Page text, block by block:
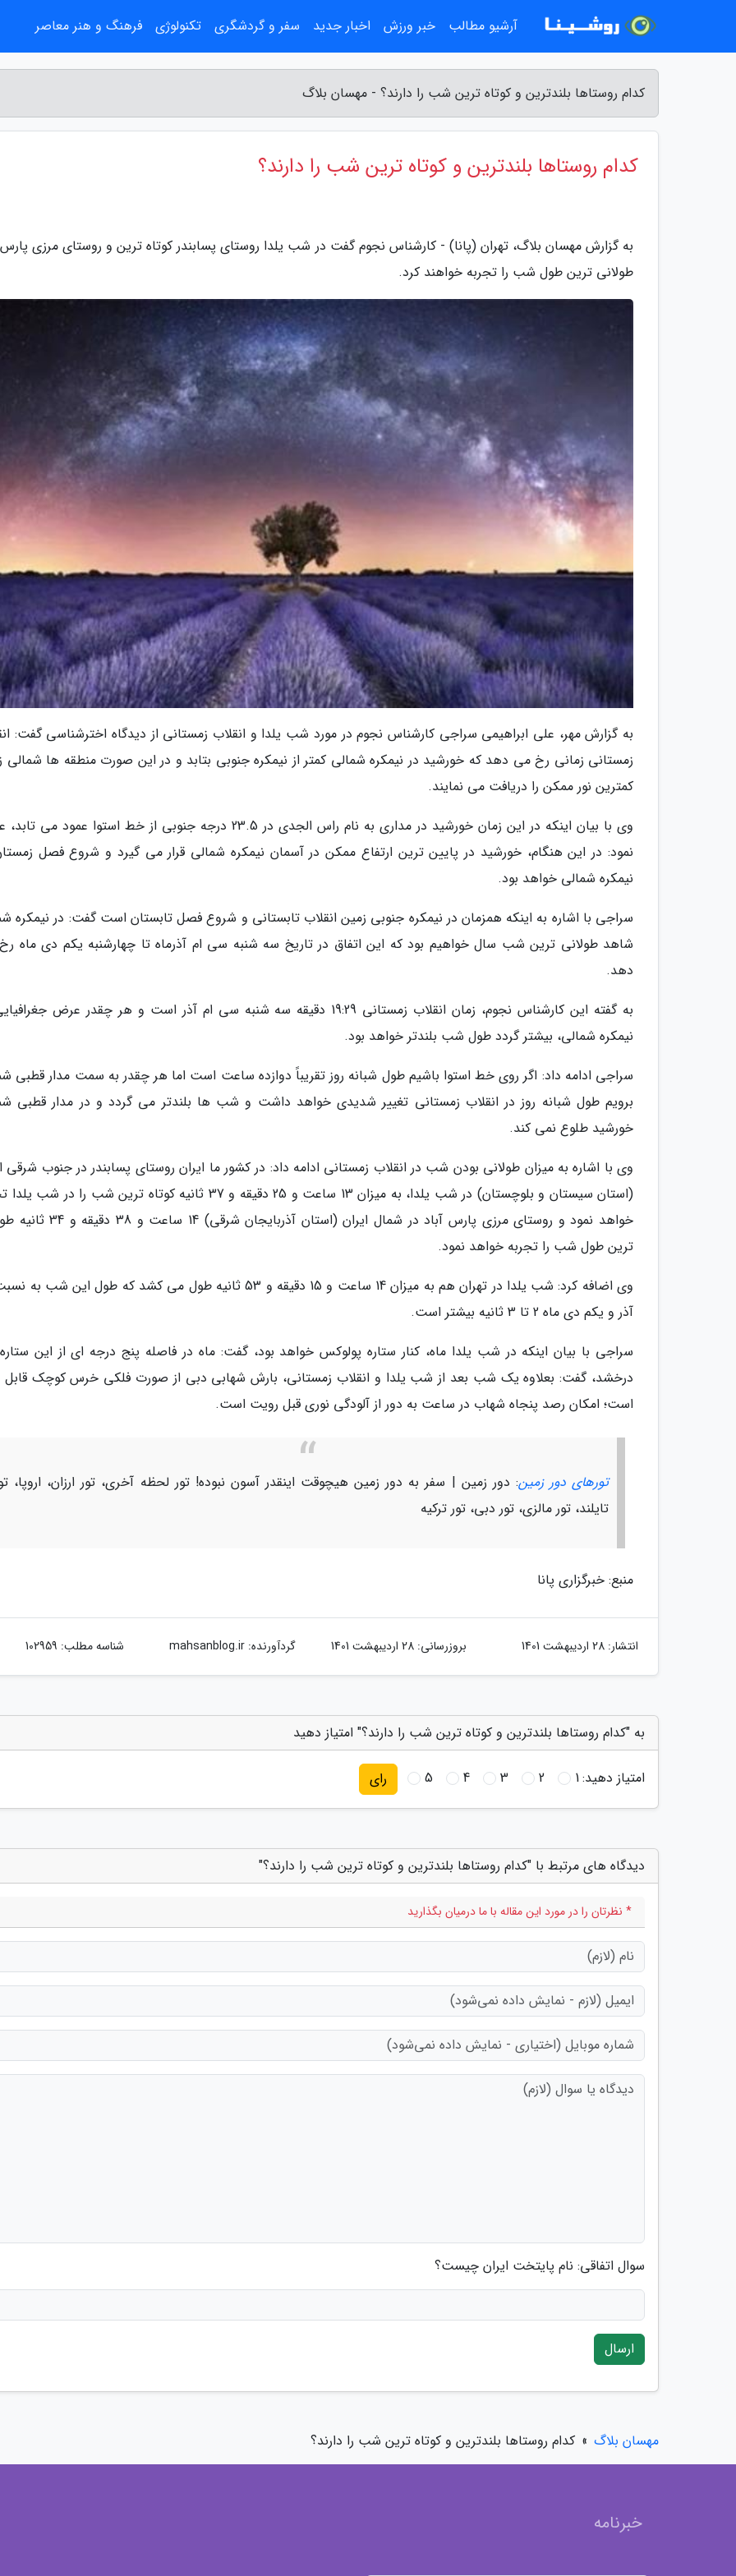
کدام روستاها بلندترین و کوتاه ترین شب را دارند؟ - مهسان بلاگ
کدام روستاها بلندترین و کوتاه ترین شب را دارند؟
به گزارش مهسان بلاگ، تهران (پانا) - کارشناس نجوم گفت در شب یلدا روستای پسابندر کوتاه ترین و روستای مرزی پارس
طولانی ترین طول شب را تجربه خواهند کرد.
به گزارش مهر، علی ابراهیمی سراجی کارشناس نجوم در مورد شب یلدا و انقلاب زمستانی از دیدگاه اخترشناسی گفت:
زمستانی زمانی رخ می دهد که خورشید در نیمکره شمالی کمتر از نیمکره جنوبی بتابد و در این صورت منطقه ها شمالی
کمترین نور ممکن را دریافت می نمایند.
وی با بیان اینکه در این زمان خورشید در مداری به نام راس الجدی در 23.5 درجه جنوبی از خط استوا عمود می
نمود: در این هنگام، خورشید در پایین ترین ارتفاع ممکن در آسمان نیمکره شمالی قرار می گیرد و شروع فصل
نیمکره شمالی خواهد بود.
سراجی با اشاره به اینکه همزمان در نیمکره جنوبی زمین انقلاب تابستانی و شروع فصل تابستان است گفت: در نیمکره
شاهد طولانی ترین شب سال خواهیم بود که این اتفاق در تاریخ سه شنبه سی ام آذرماه تا چهارشنبه یکم دی ماه
دهد.
به گفته این کارشناس نجوم، زمان انقلاب زمستانی 19:29 دقیقه سه شنبه سی ام آذر است و هر چقدر عرض
نیمکره شمالی، بیشتر گردد طول شب بلندتر خواهد بود.
سراجی ادامه داد: اگر روی خط استوا باشیم طول شبانه روز تقریباً دوازده ساعت است اما هر چقدر به سمت مدار قطبی
برویم طول شبانه روز در انقلاب زمستانی تغییر شدیدی خواهد داشت و شب ها بلندتر می گردد و در مدار قطبی
خورشید طلوع نمی کند.
وی با اشاره به میزان طولانی بودن شب در انقلاب زمستانی ادامه داد: در کشور ما ایران روستای پسابندر در جنوب شرقی
(استان سیستان و بلوچستان) در شب یلدا، به میزان 13 ساعت و 25 دقیقه و 37 ثانیه کوتاه ترین شب را در
خواهد نمود و روستای مرزی پارس آباد در شمال ایران (استان آذربایجان
ترین طول شب را تجربه خواهد نمود.
آذر و یکم دی ماه 2 تا 3 ثانیه بیشتر است.
سراجی با بیان اینکه در شب یلدا ماه، کنار ستاره پولوکس خواهد بود، گفت: ماه در فاصله پنج درجه ای از این
درخشد، گفت: بعلاوه یک شب بعد از شب یلدا و انقلاب زمستانی، بارش شهابی دبی از صورت فلکی خرس کوچک
است؛ امکان رصد پنجاه شهاب در ساعت به دور از آلودگی نوری قبل رویت است.
تورهای دور زمین: دور زمین | سفر به دور زمین هیچوقت اینقدر آسون نبوده! تور لحظه آخری، تور ارزان، اروپا،
تایلند، تور مالزی، تور دبی، تور ترکیه
منبع: خبرگزاری پانا
انتشار: 28 اردیبهشت 1401 بروزرسانی: 28 اردیبهشت 1401 گردآورنده:mahsanblog.ir شناسه مطلب: 102959
به "کدام روستاها بلندترین و کوتاه ترین شب را دارند؟" امتیاز دهید
امتیاز دهید:1
2
3
4
5 رای
دیدگاه های مرتبط با "کدام روستاها بلندترین و کوتاه ترین شب را دارند؟"
* نظرتان را در مورد این مقاله با ما درمیان بگذارید
سوال اتفاقی: نام پایتخت ایران چیست؟
ارسال
مهسان بلاگ » کدام روستاها بلندترین و کوتاه ترین شب را دارند؟
آرشیو مطالب خبر ورزش اخبار جدید سفر و گردشگری تکنولوژی فرهنگ و هنر معاصر
خبرنامه